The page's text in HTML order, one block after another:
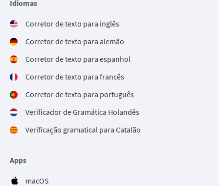
Idiomas
Corretor de texto para inglês
Corretor de texto para alemão
Corretor de texto para espanhol
Corretor de texto para francês
Corretor de texto para português
Verificador de Gramática Holandês
Verificação gramatical para Catalão
Apps
macOS